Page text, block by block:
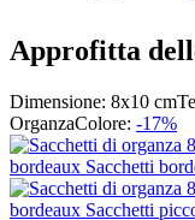
Approfitta
Dimensione: 8x10 cm
OrganzaColore: -17%